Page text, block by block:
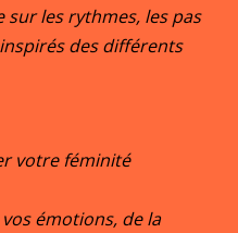
sur les rythmes, les pas
des différents
votre féminité
émotions, de la